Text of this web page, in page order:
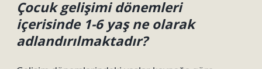
Çocuk gelişimi dönemleri
içerisinde 1-6 yaş ne olarak
adlandırılmaktadır?